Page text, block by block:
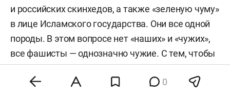
и российских скинхедов, а также «зеленую чуму»
в лице Исламского государства. Они все одной
породы. В этом вопросе нет «наших» и «чужих»,
все фашисты — однозначно чужие. С тем, чтобы
на волне общепатриотических чувств в стране
не выглядеть изгоем, сошлюсь на Льва
0